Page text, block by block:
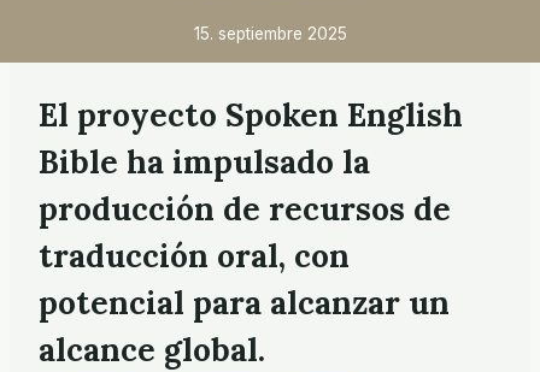
15. septiembre 2025
El proyecto Spoken English
Bible ha impulsado la
producción de recursos de
traducción oral, con
potencial para alcanzar un
alcance global.